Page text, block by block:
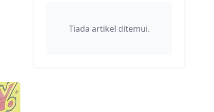
Tiada artikel ditemui.